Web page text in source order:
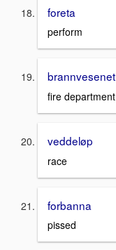
foreta
perform
brannvesenet
fire department
veddeløp
race
forbanna
pissed